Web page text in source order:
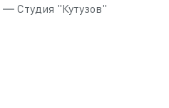
— Студия "Кутузов"